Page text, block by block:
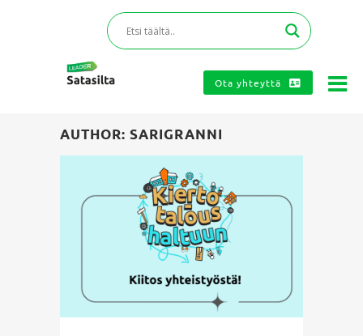
Ota yhteyttä
AUTHOR: SARIGRANNI